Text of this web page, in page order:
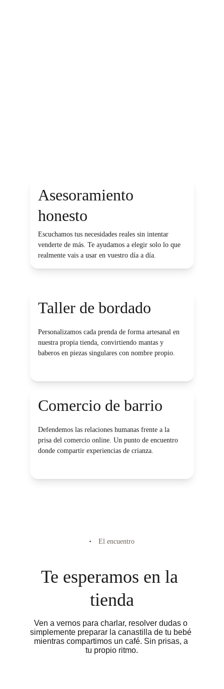
Asesoramiento
honesto
Taller de bordado
Comercio de barrio
Escuchamos tus necesidades reales sin intentar
venderte de más. Te ayudamos a elegir solo lo que
realmente vais a usar en vuestro día a día.
Personalizamos cada prenda de forma artesanal en
nuestra propia tienda, convirtiendo mantas y
baberos en piezas singulares con nombre propio.
Defendemos las relaciones humanas frente a la
prisa del comercio online. Un punto de encuentro
donde compartir experiencias de crianza.
• El encuentro
Te esperamos en la
tienda
Ven a vernos para charlar, resolver dudas o
simplemente preparar la canastilla de tu bebé
mientras compartimos un café. Sin prisas, a
tu propio ritmo.